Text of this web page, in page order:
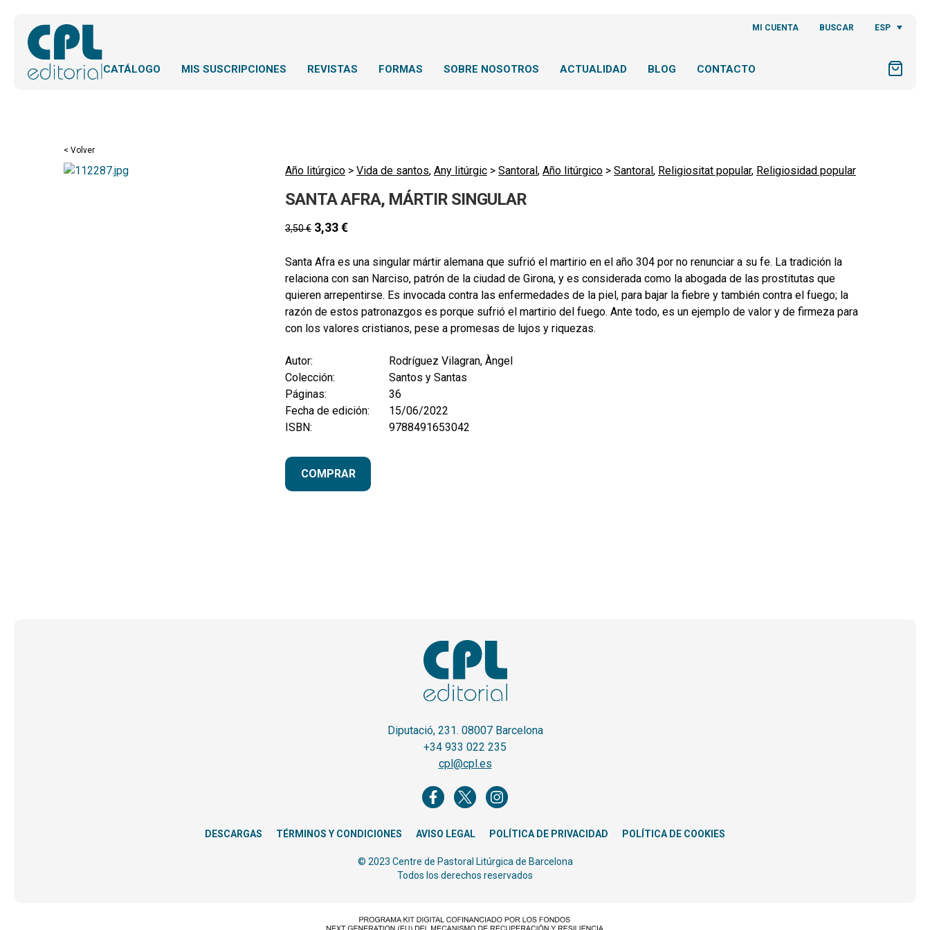
MI CUENTA BUSCAR ESP
CATÁLOGO MIS SUSCRIPCIONES REVISTAS FORMAS SOBRE NOSOTROS ACTUALIDAD BLOG CONTACTO
< Volver
Año litúrgico > Vida de santos, Any litúrgic > Santoral, Año litúrgico > Santoral, Religiositat popular, Religiosidad popular
SANTA AFRA, MÁRTIR SINGULAR
3,50€ 3,33€
Santa Afra es una singular mártir alemana que sufrió el martirio en el año 304 por no renunciar a su fe. La tradición la
relaciona con san Narciso, patrón de la ciudad de Girona, y es considerada como la abogada de las prostitutas que
quieren arrepentirse. Es invocada contra las enfermedades de la piel, para bajar la fiebre y también contra el fuego; la
razón de estos patronazgos es porque sufrió el martirio del fuego. Ante todo, es un ejemplo de valor y de firmeza para
con los valores cristianos, pese a promesas de lujos y riquezas.
Autor:
Rodríguez Vilagran, Àngel
Colección:
Santos y Santas
Páginas:
36
Fecha de edición:
15/06/2022
ISBN:
9788491653042
COMPRAR
Diputació, 231. 08007 Barcelona
+34 933 022 235
cpl@cpl.es
DESCARGAS TÉRMINOS Y CONDICIONES AVISO LEGAL POLÍTICA DE PRIVACIDAD POLÍTICA DE COOKIES
© 2023 Centre de Pastoral Litúrgica de Barcelona
Todos los derechos reservados